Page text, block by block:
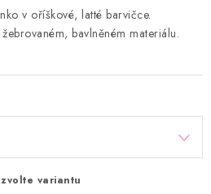
v oříškové, latté barvičce.
bavlněném materiálu.
variantu